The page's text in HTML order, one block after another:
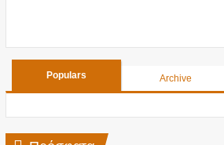
Populars Archive